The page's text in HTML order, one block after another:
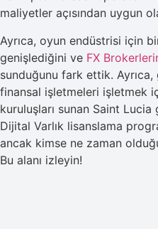
maliyetler açısından uygun
Ayrıca, oyun endüstrisi için
genişlediğini ve FX
sunduğunu fark ettik.
finansal işletmeleri işletmek
kuruluşları sunan Saint
Dijital Varlık lisanslama
ancak kimse ne zaman
Bu alanı izleyin!